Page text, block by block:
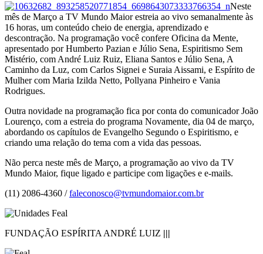
Neste
mês de Março a TV Mundo Maior estreia ao vivo semanalmente às
16 horas, um conteúdo cheio de energia, aprendizado e
descontração. Na programação você confere Oficina da Mente,
apresentado por Humberto Pazian e Júlio Sena, Espiritismo Sem
Mistério, com André Luiz Ruiz, Eliana Santos e Júlio Sena, A
Caminho da Luz, com Carlos Signei e Suraia Aissami, e Espírito de
Mulher com Maria Izilda Netto, Pollyana Pinheiro e Vania
Rodrigues.
Outra novidade na programação fica por conta do comunicador João
Lourenço, com a estreia do programa Novamente, dia 04 de março,
abordando os capítulos de Evangelho Segundo o Espiritismo, e
criando uma relação do tema com a vida das pessoas.
Não perca neste mês de Março, a programação ao vivo da TV
Mundo Maior, fique ligado e participe com ligações e e-mails.
(11) 2086-4360 /faleconosco@tvmundomaior.com.br
FUNDAÇÃO ESPÍRITA ANDRÉ LUIZ |||